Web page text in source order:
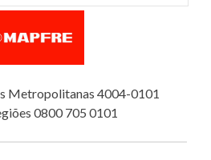
Metropolitanas 4004-0101
0800 705 0101